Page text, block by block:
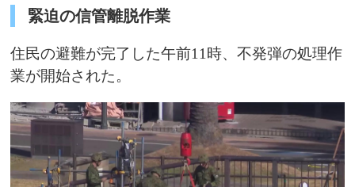
緊迫の信管離脱作業
住民の避難が完了した午前11時、不発弾の処理作
業が開始された。